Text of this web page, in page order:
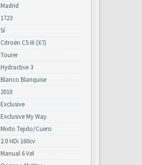
Madrid
1723
Sí
Citroën C5 III (X7)
Tourer
Hydractive 3
Blanco Blanquise
2010
Exclusive
Exclusive My Way
Mixto Tejido/Cuero
2.0 HDi 160cv
Manual 6 Vel